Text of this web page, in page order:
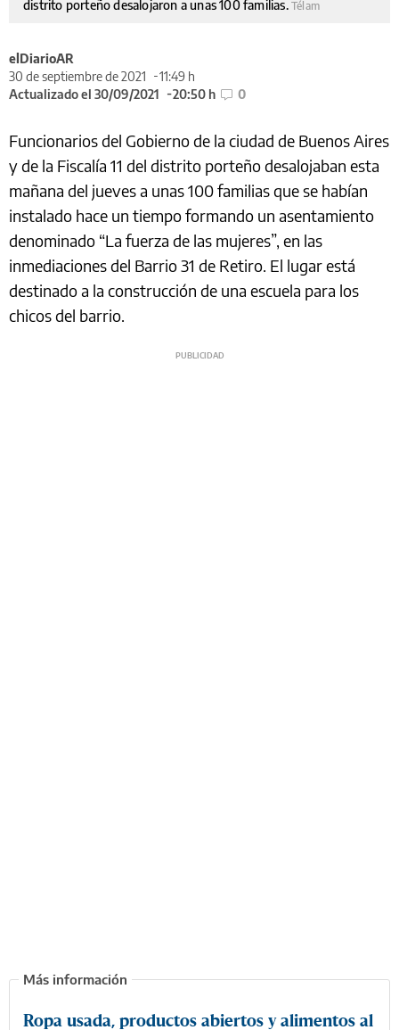
distrito porteño desalojaron a unas 100 familias.Télam
elDiarioAR
30 de septiembre de 2021
11:49 h
Actualizado el 30/09/2021
20:50 h 0
Funcionarios del Gobierno de la ciudad de Buenos Aires
y de la Fiscalía 11 del distrito porteño desalojaban esta
mañana del jueves a unas 100 familias que se habían
instalado hace un tiempo formando un asentamiento
denominado “La fuerza de las mujeres”, en las
inmediaciones del Barrio 31 de Retiro. El lugar está
destinado a la construcción de una escuela para los
chicos del barrio.
Ropa usada, productos abiertos y alimentos al